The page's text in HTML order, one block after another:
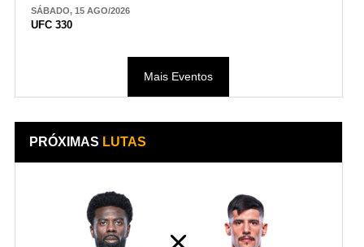
SÁBADO, 15 AGO/2026
UFC 330
Mais Eventos
PRÓXIMAS LUTAS